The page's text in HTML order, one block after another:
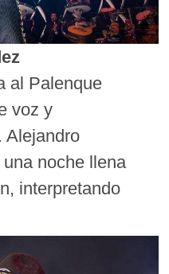
al Palenque
voz y
Alejandro
noche llena
interpretando